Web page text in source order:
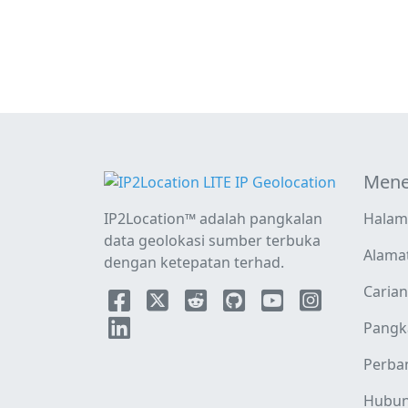
IP2Location™ adalah pangkalan
data geolokasi sumber terbuka
dengan ketepatan terhad.